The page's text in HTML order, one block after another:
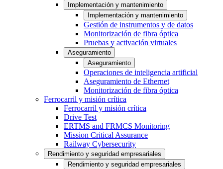
Implementación y mantenimiento
Implementación y mantenimiento
Gestión de instrumentos y de datos
Monitorización de fibra óptica
Pruebas y activación virtuales
Aseguramiento
Aseguramiento
Operaciones de inteligencia artificial
Aseguramiento de Ethernet
Monitorización de fibra óptica
Ferrocarril y misión crítica
Ferrocarril y misión crítica
Drive Test
ERTMS and FRMCS Monitoring
Mission Critical Assurance
Railway Cybersecurity
Rendimiento y seguridad empresariales
Rendimiento y seguridad empresariales